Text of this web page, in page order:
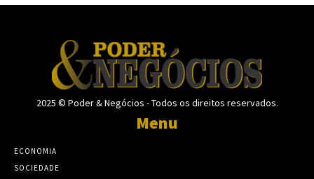
2025 © Poder & Negócios - Todos os direitos reservados.
Menu
ECONOMIA
SOCIEDADE